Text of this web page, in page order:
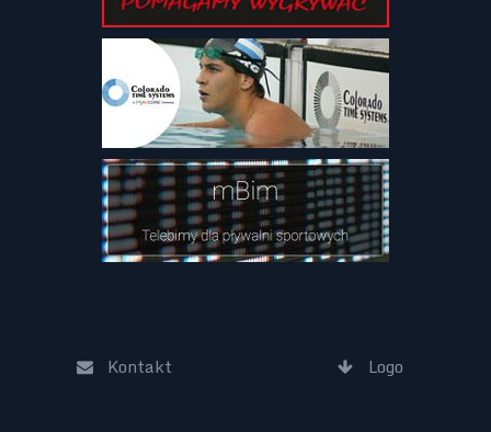
Kontakt Logo